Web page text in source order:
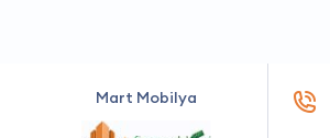
Mart Mobilya